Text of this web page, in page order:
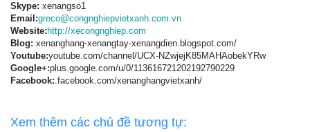
Skype: xenangso1
Email:greco@congnghiepvietxanh.com.vn
Website: http://xecongnghiep.com
Blog: xenanghang-xenangtay-xenangdien.blogspot.com/
Youtube:youtube.com/channel/UCX-NZwjejK85MAHAobekYRw
Google+:plus.google.com/u/0/113616721202192790229
Facebook:.facebook.com/xenanghangvietxanh/
Xem thêm các chủ đề tương tự: